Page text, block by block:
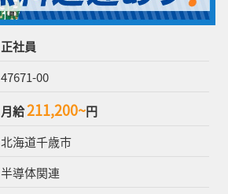
正社員
47671-00
月給211,200~円
北海道千歳市
半導体関連